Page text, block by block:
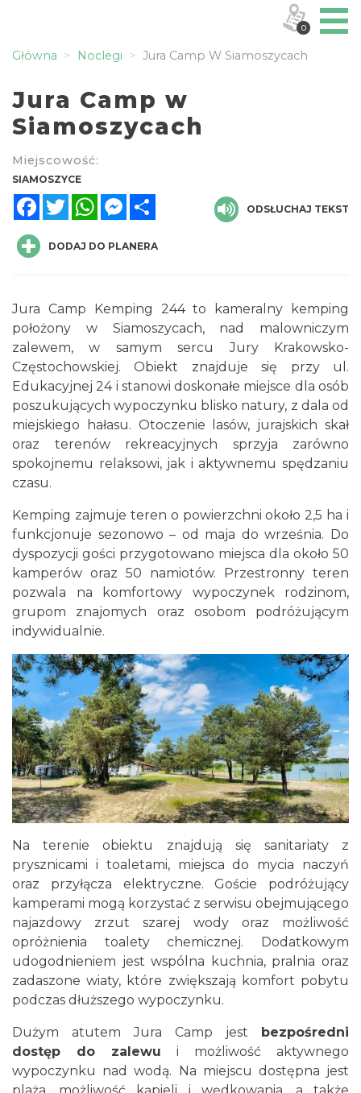
Główna Noclegi Jura Camp W Siamoszycach
Jura Camp w
Siamoszycach
Miejscowość:
SIAMOSZYCE
FacebookTwitterWhatsAppMessenger
ODSŁUCHAJ TEKST
DODAJ DO PLANERA
Jura Camp Kemping 244 to kameralny kemping
położony w Siamoszycach, nad malowniczym
zalewem, w samym sercu Jury Krakowsko-
Częstochowskiej. Obiekt znajduje się przy ul.
Edukacyjnej 24 i stanowi doskonałe miejsce dla osób
poszukujących wypoczynku blisko natury, z dala od
miejskiego hałasu. Otoczenie lasów, jurajskich skał
oraz terenów rekreacyjnych sprzyja zarówno
spokojnemu relaksowi, jak i aktywnemu spędzaniu
czasu.
Kemping zajmuje teren o powierzchni około 2,5 ha i
funkcjonuje sezonowo – od maja do września. Do
dyspozycji gości przygotowano miejsca dla około 50
kamperów oraz 50 namiotów. Przestronny teren
pozwala na komfortowy wypoczynek rodzinom,
grupom znajomych oraz osobom podróżującym
indywidualnie.
Na terenie obiektu znajdują się sanitariaty z
prysznicami i toaletami, miejsca do mycia naczyń
oraz przyłącza elektryczne. Goście podróżujący
kamperami mogą korzystać z serwisu obejmującego
najazdowy zrzut szarej wody oraz możliwość
opróżnienia toalety chemicznej. Dodatkowym
udogodnieniem jest wspólna kuchnia, pralnia oraz
zadaszone wiaty, które zwiększają komfort pobytu
podczas dłuższego wypoczynku.
Dużym atutem Jura Camp jest bezpośredni
dostęp do zalewu i możliwość aktywnego
wypoczynku nad wodą. Na miejscu dostępna jest
0